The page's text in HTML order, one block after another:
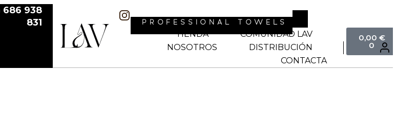
686 938
831
PROFESSIONAL TOWELS
TIENDA
COMUNIDAD LAV
NOSOTROS
DISTRIBUCIÓN
CONTACTA
0,00 €
0